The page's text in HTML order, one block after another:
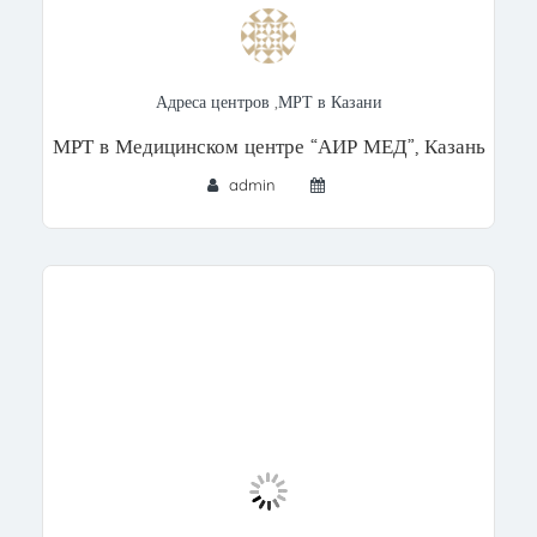
Адреса центров ,МРТ в Казани
МРТ в Медицинском центре “АИР МЕД”, Казань
admin